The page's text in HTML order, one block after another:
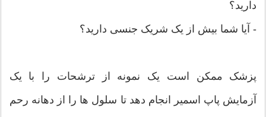
دارید؟
- آیا شما بیش از یک شریک جنسی دارید؟
پزشک ممکن است یک نمونه از ترشحات را با یک
آزمایش پاپ اسمیر انجام دهد تا سلول ها را از دهانه رحم